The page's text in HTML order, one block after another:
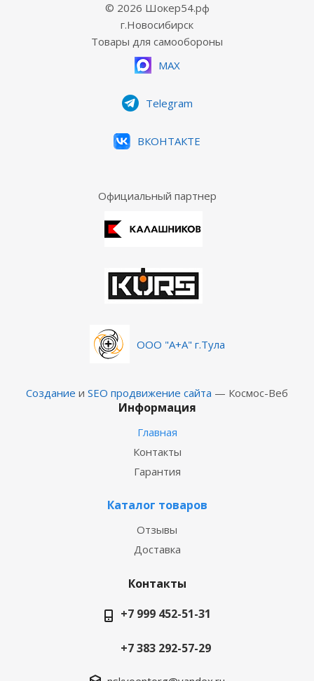
© 2026 Шокер54.рф
г.Новосибирск
Товары для самообороны
MAX
Telegram
ВКОНТАКТЕ
Официальный партнер
ООО "А+А" г.Тула
Создание и SEO продвижение сайта — Космос-Веб
Информация
Главная
Контакты
Гарантия
Каталог товаров
Отзывы
Доставка
Контакты
+7 999 452-51-31
+7 383 292-57-29